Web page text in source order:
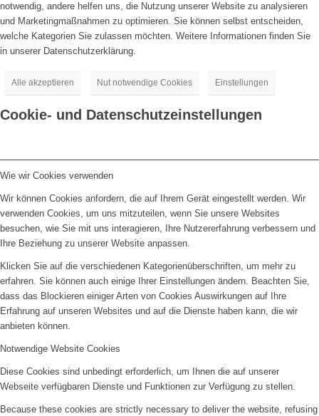
notwendig, andere helfen uns, die Nutzung unserer Website zu analysieren
und Marketingmaßnahmen zu optimieren. Sie können selbst entscheiden,
welche Kategorien Sie zulassen möchten. Weitere Informationen finden Sie
in unserer Datenschutzerklärung.
Alle akzeptieren Nut notwendige Cookies Einstellungen
Cookie- und Datenschutzeinstellungen
Wie wir Cookies verwenden
Wir können Cookies anfordern, die auf Ihrem Gerät eingestellt werden. Wir
verwenden Cookies, um uns mitzuteilen, wenn Sie unsere Websites
besuchen, wie Sie mit uns interagieren, Ihre Nutzererfahrung verbessern und
Ihre Beziehung zu unserer Website anpassen.
Klicken Sie auf die verschiedenen Kategorienüberschriften, um mehr zu
erfahren. Sie können auch einige Ihrer Einstellungen ändern. Beachten Sie,
dass das Blockieren einiger Arten von Cookies Auswirkungen auf Ihre
Erfahrung auf unseren Websites und auf die Dienste haben kann, die wir
anbieten können.
Notwendige Website Cookies
Diese Cookies sind unbedingt erforderlich, um Ihnen die auf unserer
Webseite verfügbaren Dienste und Funktionen zur Verfügung zu stellen.
Because these cookies are strictly necessary to deliver the website, refusing